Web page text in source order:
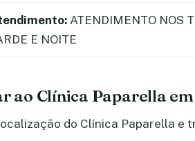
ATENDIMENTO NOS
E NOITE
ao Clínica Paparella
do Clínica Paparella